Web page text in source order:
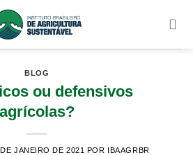
BLOG
ou defensivos
agrícolas?
JANEIRO DE 2021 POR IBAAGRBR